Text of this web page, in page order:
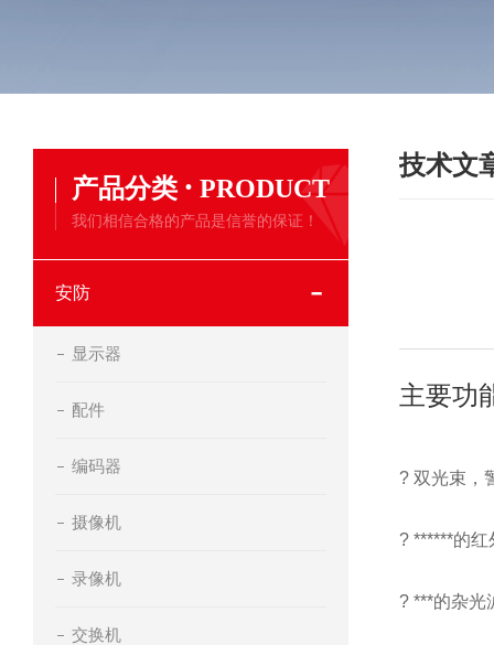
产品分类 · PRODUCT
我们相信合格的产品是信誉的保证！
安防
显示器
配件
编码器
摄像机
录像机
交换机
技术文
主要功
? 双光束，
? ******的
? ***的杂光